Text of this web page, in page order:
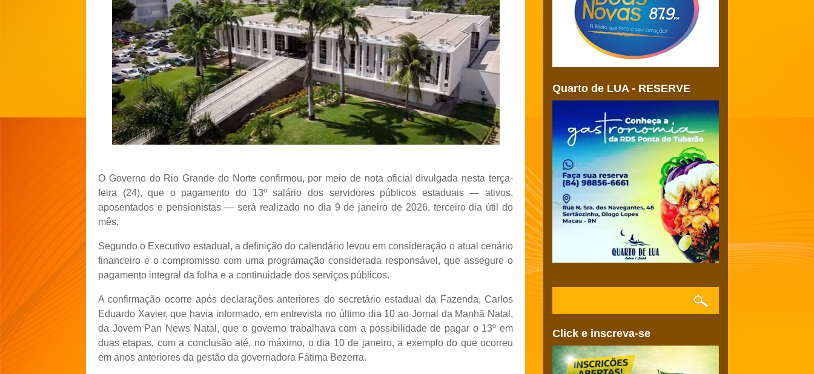
O Governo do Rio Grande do Norte confirmou, por meio de nota oficial divulgada nesta terça-
feira (24), que o pagamento do 13º salário dos servidores públicos estaduais — ativos,
aposentados e pensionistas — será realizado no dia 9 de janeiro de 2026, terceiro dia útil do
mês.
Segundo o Executivo estadual, a definição do calendário levou em consideração o atual cenário
financeiro e o compromisso com uma programação considerada responsável, que assegure o
pagamento integral da folha e a continuidade dos serviços públicos.
A confirmação ocorre após declarações anteriores do secretário estadual da Fazenda, Carlos
Eduardo Xavier, que havia informado, em entrevista no último dia 10 ao Jornal da Manhã Natal,
da Jovem Pan News Natal, que o governo trabalhava com a possibilidade de pagar o 13º em
duas etapas, com a conclusão até, no máximo, o dia 10 de janeiro, a exemplo do que ocorreu
em anos anteriores da gestão da governadora Fátima Bezerra.
Quarto de LUA - RESERVE
Click e inscreva-se